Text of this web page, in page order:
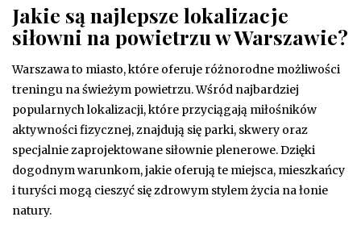
Jakie są najlepsze lokalizacje
siłowni na powietrzu w Warszawie?
Warszawa to miasto, które oferuje różnorodne możliwości
treningu na świeżym powietrzu. Wśród najbardziej
popularnych lokalizacji, które przyciągają miłośników
aktywności fizycznej, znajdują się parki, skwery oraz
specjalnie zaprojektowane siłownie plenerowe. Dzięki
dogodnym warunkom, jakie oferują te miejsca, mieszkańcy
i turyści mogą cieszyć się zdrowym stylem życia na łonie
natury.